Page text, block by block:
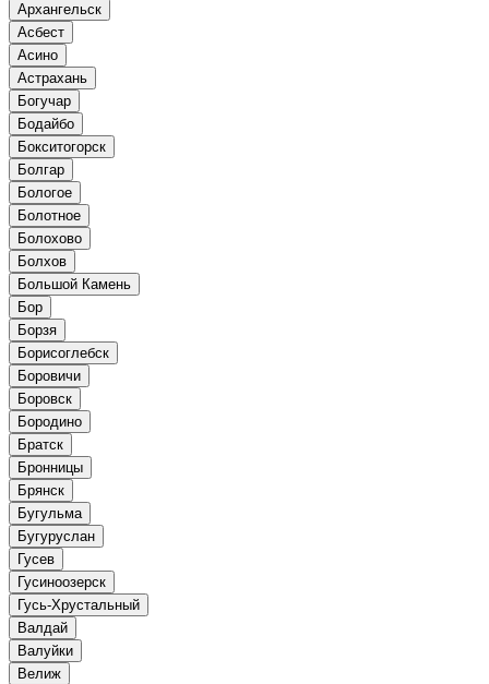
Архангельск
Асбест
Асино
Астрахань
Богучар
Бодайбо
Бокситогорск
Болгар
Бологое
Болотное
Болохово
Болхов
Большой Камень
Бор
Борзя
Борисоглебск
Боровичи
Боровск
Бородино
Братск
Бронницы
Брянск
Бугульма
Бугуруслан
Гусев
Гусиноозерск
Гусь-Хрустальный
Валдай
Валуйки
Велиж